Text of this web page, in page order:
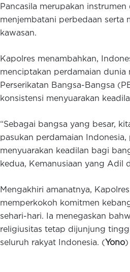
Pancasila merupakan
menjembatani perbedaan
kawasan.
Kapolres menambahkan,
menciptakan perdamaian
Perserikatan Bangsa-Bangsa
konsistensi menyuarakan
“Sebagai bangsa yang besar,
pasukan perdamaian
menyuarakan keadilan bagi
kedua, Kemanusiaan yang Adil
Mengakhiri amanatnya,
memperkokoh komitmen
sehari-hari. Ia menegaskan
religiusitas tetap dijunjung
seluruh rakyat Indonesia. ( Yono)